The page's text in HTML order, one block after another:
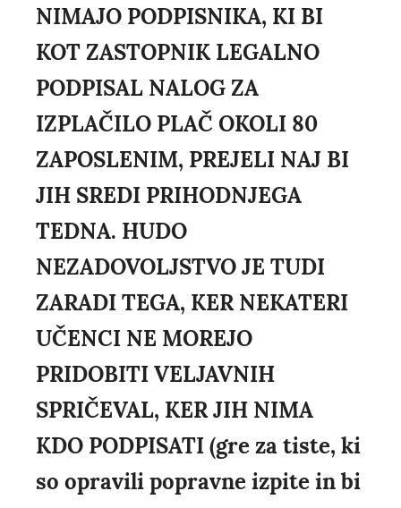
NIMAJO PODPISNIKA, KI BI
KOT ZASTOPNIK LEGALNO
PODPISAL NALOG ZA
IZPLAČILO PLAČ OKOLI 80
ZAPOSLENIM, PREJELI NAJ BI
JIH SREDI PRIHODNJEGA
TEDNA. HUDO
NEZADOVOLJSTVO JE TUDI
ZARADI TEGA, KER NEKATERI
UČENCI NE MOREJO
PRIDOBITI VELJAVNIH
SPRIČEVAL, KER JIH NIMA
KDO PODPISATI (gre za tiste, ki
so opravili popravne izpite in bi